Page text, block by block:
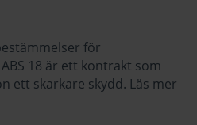
för
18 är ett kontrakt som
ett skarkare skydd. Läs mer